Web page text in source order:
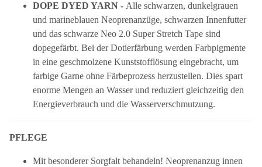
DOPE DYED YARN - Alle schwarzen, dunkelgrauen
und marineblauen Neoprenanzüge, schwarzen Innenfutter
und das schwarze Neo 2.0 Super Stretch Tape sind
dopegefärbt. Bei der Dotierfärbung werden Farbpigmente
in eine geschmolzene Kunststofflösung eingebracht, um
farbige Garne ohne Färbeprozess herzustellen. Dies spart
enorme Mengen an Wasser und reduziert gleichzeitig den
Energieverbrauch und die Wasserverschmutzung.
PFLEGE
Mit besonderer Sorgfalt behandeln! Neoprenanzug innen